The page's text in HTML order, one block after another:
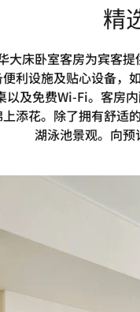
精
大床卧室客房为宾客
利设施及贴心设备，
以及免费Wi-Fi。客房
添花。除了拥有舒适
湖泳池景观。向预